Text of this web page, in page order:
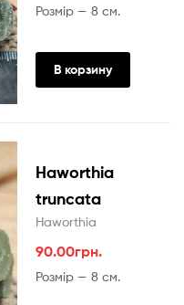
Розмір — 8 см.
В корзину
Haworthia
truncata
Haworthia
90.00грн.
Розмір — 8 см.